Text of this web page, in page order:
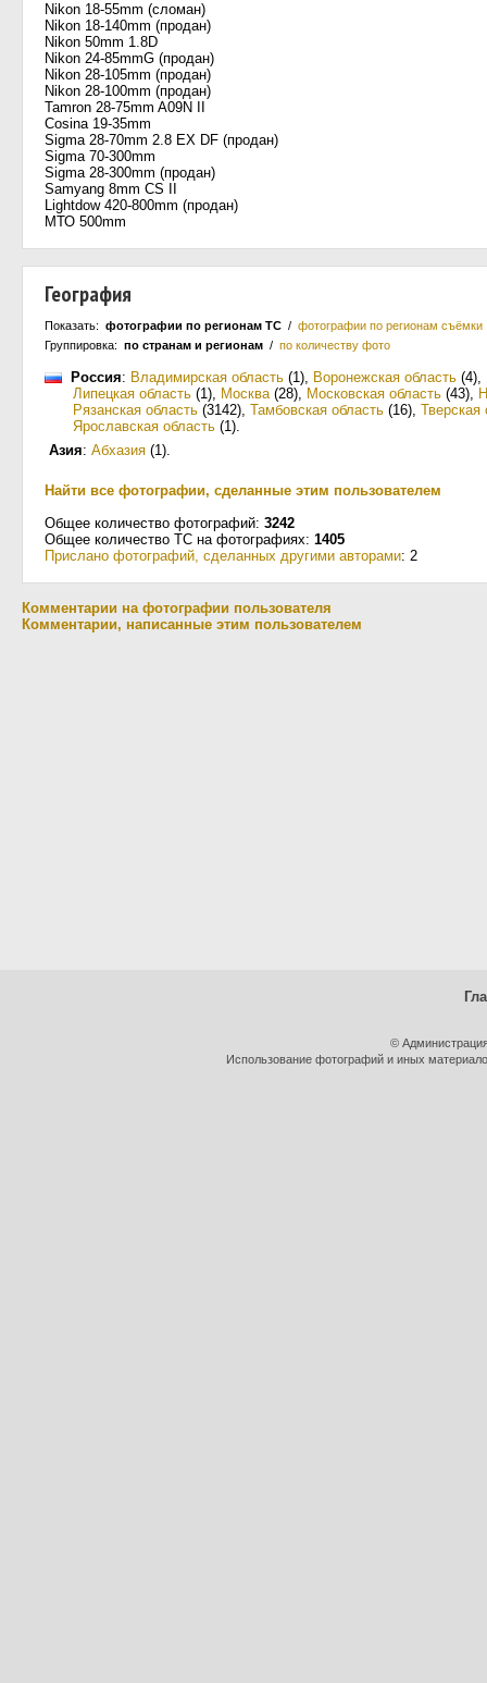
Nikon 18-55mm (сломан)
Nikon 18-140mm (продан)
Nikon 50mm 1.8D
Nikon 24-85mmG (продан)
Nikon 28-105mm (продан)
Nikon 28-100mm (продан)
Tamron 28-75mm A09N II
Cosina 19-35mm
Sigma 28-70mm 2.8 EX DF (продан)
Sigma 70-300mm
Sigma 28-300mm (продан)
Samyang 8mm CS II
Lightdow 420-800mm (продан)
МТО 500mm
География
Показать: фотографии по регионам ТС / фотографии по регионам съёмки
Группировка: по странам и регионам / по количеству фото
Россия: Владимирская область (1), Воронежская область (4),
Липецкая область (1), Москва(28), Московская область (43),
Рязанская область (3142), Тамбовская область (16), Тверская
Ярославская область (1).
Азия: Абхазия (1).
Найти все фотографии, сделанные этим пользователем
Общее количество фотографий: 3242
Общее количество ТС на фотографиях: 1405
Прислано фотографий, сделанных другими авторами: 2
Комментарии на фотографии пользователя
Комментарии, написанные этим пользователем
©
Использование фотографий и иных